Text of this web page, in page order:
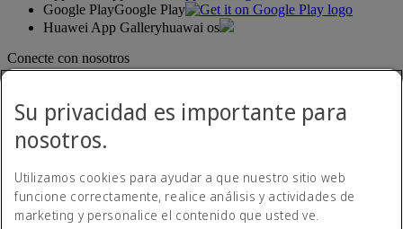
Google PlayGoogle Play
Huawei App Galleryhuawai os
Conecte con nosotros
Su privacidad es importante para
nosotros.
Utilizamos cookies para ayudar a que nuestro sitio web
funcione correctamente, realice análisis y actividades de
marketing y personalice el contenido que usted ve.